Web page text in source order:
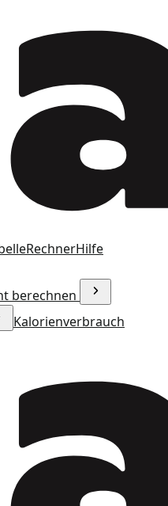
RechnerHilfe
berechnen
Kalorienverbrauch